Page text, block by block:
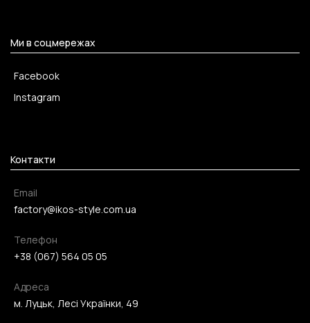
Ми в соцмережах
Facebook
Instagram
Контакти
Email
factory@ikos-style.com.ua
Телефон
+38 (067) 564 05 05
Адреса
м. Луцьк, Лесі Українки, 49